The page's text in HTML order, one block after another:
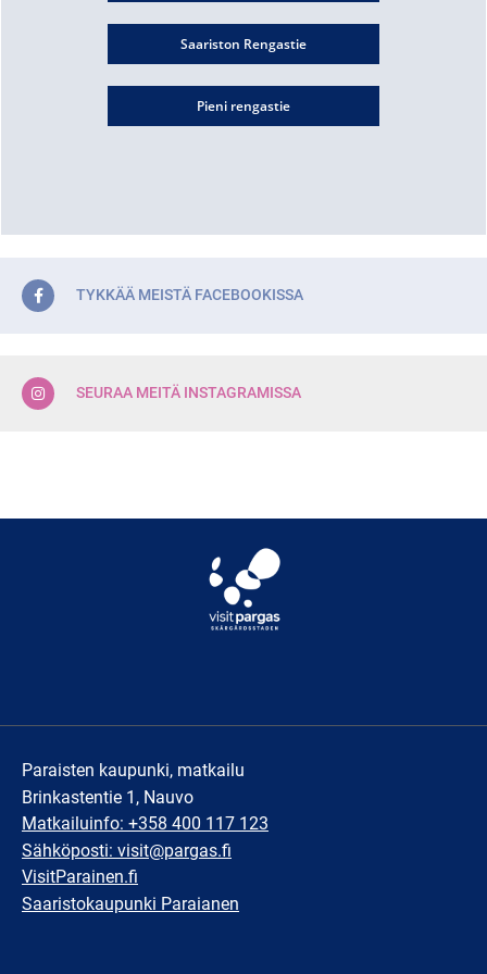
Saariston Rengastie
Pieni rengastie
TYKKÄÄ MEISTÄ FACEBOOKISSA
SEURAA MEITÄ INSTAGRAMISSA
Paraisten kaupunki, matkailu
Brinkastentie 1, Nauvo
Matkailuinfo: +358 400 117 123
Sähköposti: visit@pargas.fi
VisitParainen.fi
Saaristokaupunki Paraianen